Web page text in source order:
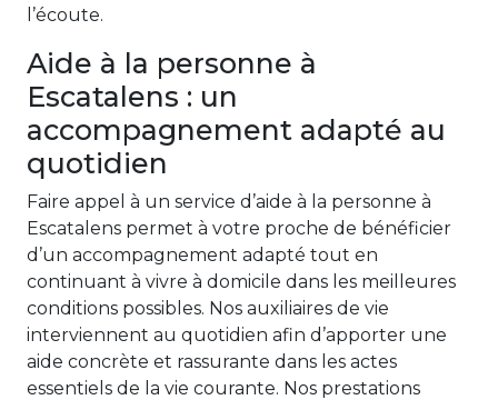
l’écoute.
Aide à la personne à
Escatalens : un
accompagnement adapté au
quotidien
Faire appel à un service d’aide à la personne à
Escatalens permet à votre proche de bénéficier
d’un accompagnement adapté tout en
continuant à vivre à domicile dans les meilleures
conditions possibles. Nos auxiliaires de vie
interviennent au quotidien afin d’apporter une
aide concrète et rassurante dans les actes
essentiels de la vie courante. Nos prestations